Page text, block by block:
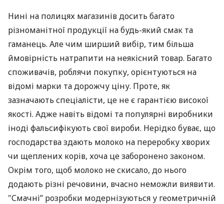
Нині на полицях магазинів досить багато
різноманітної продукції на будь-який смак та
гаманець. Але чим ширший вибір, тим більша
ймовірність натрапити на неякісний товар. Багато
споживачів, роблячи покупку, орієнтуються на
відомі марки та дорожчу ціну. Проте, як
зазначають спеціалісти, це не є гарантією високої
якості. Адже навіть відомі та популярні виробники
іноді фальсифікують свої вироби. Нерідко буває, що
господарства здають молоко на переробку хворих
чи щеплених корів, хоча це заборонено законом.
Окрім того, щоб молоко не скисало, до нього
додають різні речовини, вчасно неможли виявити.
"Смачні” розробки модернізуються у геометричній